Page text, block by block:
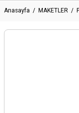
Anasayfa MAKETLER